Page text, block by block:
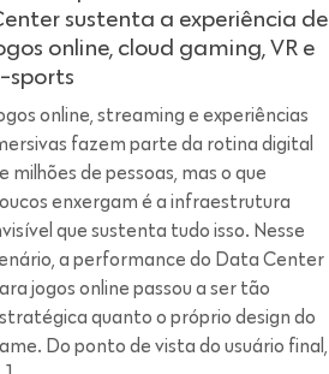
sustenta a experiência de
online, cloud gaming, VR e
sports
online, streaming e experiências
fazem parte da rotina digital
milhões de pessoas, mas o que
enxergam é a infraestrutura
que sustenta tudo isso. Nesse
a performance do Data Center
jogos online passou a ser tão
quanto o próprio design do
Do ponto de vista do usuário final,